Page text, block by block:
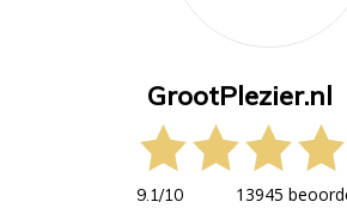
GrootPlezier.nl
9.1/10 13945